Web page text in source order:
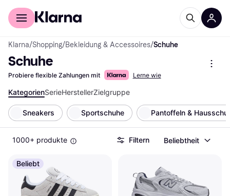
Für Shopper
Klarna/Shopping/Bekleidung & Accessoires/Schuhe
Schuhe
Probiere flexible Zahlungen mit Lerne wie
KategorienSerieHerstellerZielgruppe
Sneakers Sportschuhe Pantoffeln &
1000+ produkte Filtern Beliebtheit
Beliebt